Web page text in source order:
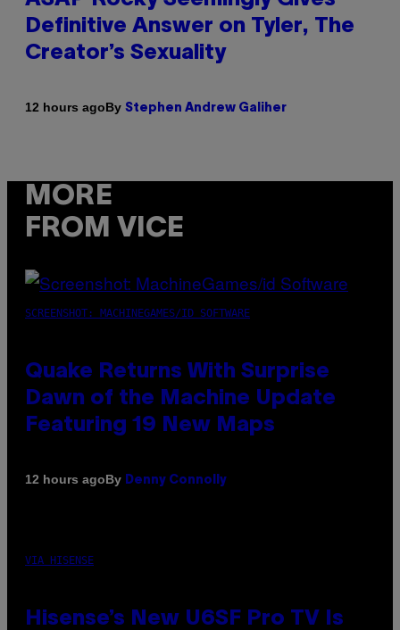
Definitive Answer on Tyler, The
Creator’s Sexuality
12 hours agoBy Stephen Andrew Galiher
MORE
FROM VICE
SCREENSHOT: MACHINEGAMES/ID SOFTWARE
Quake Returns With Surprise
Dawn of the Machine Update
Featuring 19 New Maps
12 hours agoBy Denny Connolly
VIA HISENSE
Hisense’s New U6SF Pro TV Is